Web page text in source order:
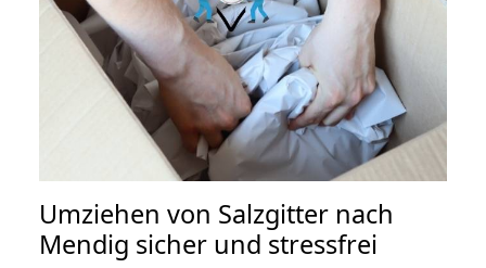
Umziehen von Salzgitter nach
Mendig sicher und stressfrei